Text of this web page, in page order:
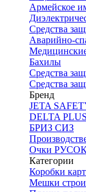
Армейское
Средства
Аварийно-
Бахилы
Средства
Средства
Бренд
JETA
DELTA PLUS
БРИЗ СИЗ
Очки
Категории
Коробки
Мешки